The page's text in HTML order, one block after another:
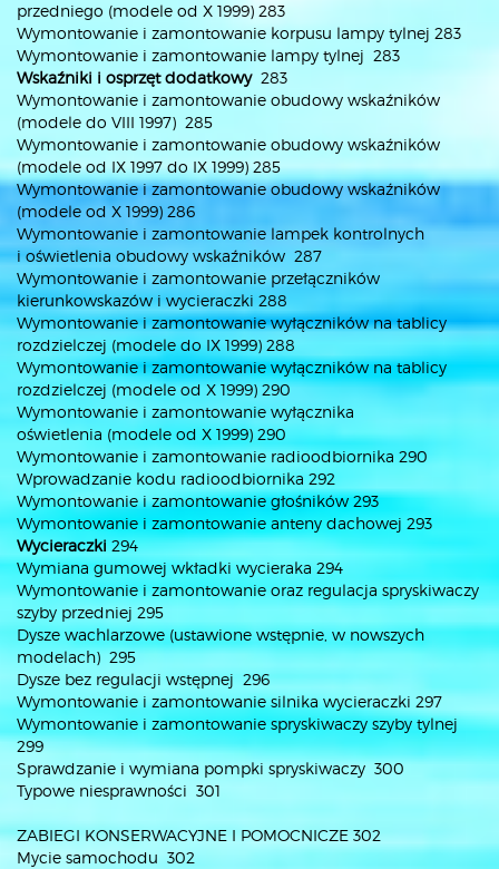
przedniego (modele od X 1999) 283
Wymontowanie i zamontowanie korpusu lampy tylnej 283
Wymontowanie i zamontowanie lampy tylnej 283
Wskaźniki i osprzęt dodatkowy283
Wymontowanie i zamontowanie obudowy wskaźników
(modele do VIII 1997) 285
Wymontowanie i zamontowanie obudowy wskaźników
(modele od IX 1997 do IX 1999) 285
Wymontowanie i zamontowanie obudowy wskaźników
(modele od X 1999) 286
Wymontowanie i zamontowanie lampek kontrolnych
i oświetlenia obudowy wskaźników 287
Wymontowanie i zamontowanie przełączników
kierunkowskazów i wycieraczki 288
Wymontowanie i zamontowanie wyłączników na tablicy
rozdzielczej (modele do IX 1999) 288
Wymontowanie i zamontowanie wyłączników na tablicy
rozdzielczej (modele od X 1999) 290
Wymontowanie i zamontowanie wyłącznika
oświetlenia (modele od X 1999) 290
Wymontowanie i zamontowanie radioodbiornika 290
Wprowadzanie kodu radioodbiornika 292
Wymontowanie i zamontowanie głośników 293
Wymontowanie i zamontowanie anteny dachowej 293
Wycieraczki294
Wymiana gumowej wkładki wycieraka 294
Wymontowanie i zamontowanie oraz regulacja spryskiwaczy
szyby przedniej 295
Dysze wachlarzowe (ustawione wstępnie, w nowszych
modelach) 295
Dysze bez regulacji wstępnej 296
Wymontowanie i zamontowanie silnika wycieraczki 297
Wymontowanie i zamontowanie spryskiwaczy szyby tylnej
299
Sprawdzanie i wymiana pompki spryskiwaczy 300
Typowe niesprawności 301
ZABIEGI KONSERWACYJNE I POMOCNICZE 302
Mycie samochodu 302